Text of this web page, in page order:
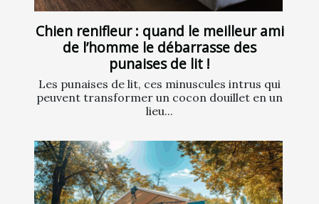
Chien renifleur : quand le meilleur ami
de l’homme le débarrasse des
punaises de lit !
Les punaises de lit, ces minuscules intrus qui
peuvent transformer un cocon douillet en un
lieu...